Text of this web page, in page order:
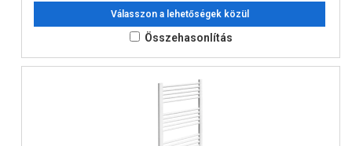
Válasszon a lehetőségek közül
Összehasonlítás